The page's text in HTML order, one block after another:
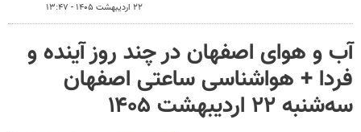
۲۲ اردیبهشت ۱۴۰۵ - ۱۳:۴۷
آب و هوای اصفهان در چند روز آینده و
فردا + هواشناسی ساعتی اصفهان
سه‌شنبه ۲۲ اردیبهشت ۱۴۰۵